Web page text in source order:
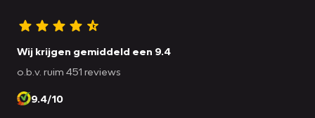
Wij krijgen gemiddeld een 9.4
o.b.v. ruim 451 reviews
9.4/10